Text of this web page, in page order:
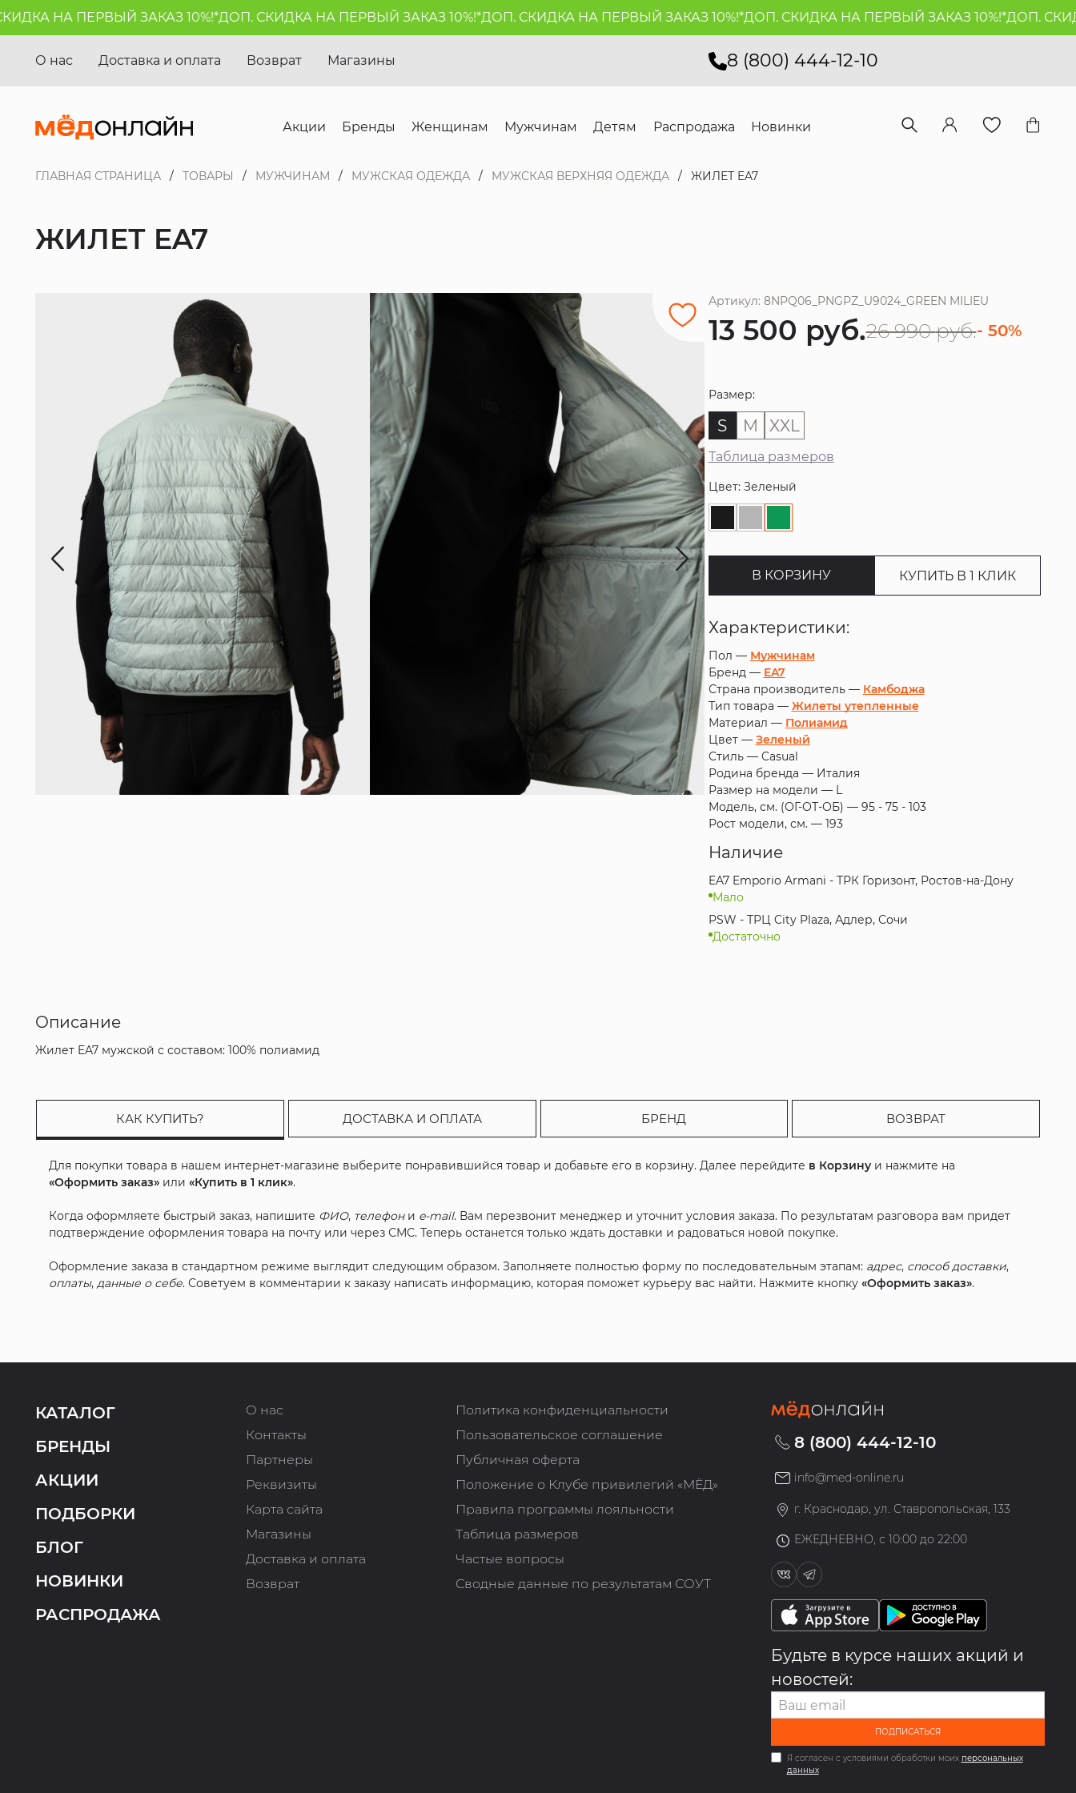
НА ПЕРВЫЙ ЗАКАЗ 10%!*ДОП. СКИДКА НА ПЕРВЫЙ ЗАКАЗ 10%!*ДОП. СКИДКА НА ПЕРВЫЙ ЗАКАЗ 10%!*ДОП. СКИДКА НА ПЕРВЫЙ ЗАКАЗ 10%!*ДОП.
8 (800) 444-12-10
О нас Доставка и оплата Возврат Магазины
Акции Бренды Женщинам Мужчинам Детям Распродажа Новинки
ГЛАВНАЯ СТРАНИЦА ТОВАРЫ МУЖЧИНАМ МУЖСКАЯ ОДЕЖДА МУЖСКАЯ ВЕРХНЯЯ ОДЕЖДА ЖИЛЕТ EA7
ЖИЛЕТ EA7
Артикул: 8NPQ06_PNGPZ_U9024_GREEN MILIEU
13 500 руб.26 990 руб.- 50%
Размер:
S M XXL
Таблица размеров
Цвет: Зеленый
В КОРЗИНУ КУПИТЬ В 1 КЛИК
Характеристики:
Пол — Мужчинам
Бренд — EA7
Страна производитель — Камбоджа
Тип товара — Жилеты утепленные
Материал — Полиамид
Цвет — Зеленый
Стиль — Casual
Родина бренда — Италия
Размер на модели — L
Модель, см. (ОГ-ОТ-ОБ) — 95 - 75 - 103
Рост модели, см. — 193
Наличие
EA7 Emporio Armani - ТРК Горизонт, Ростов-на-Дону
Мало
PSW - ТРЦ City Plaza, Адлер, Сочи
Достаточно
Описание
Жилет EA7 мужской с составом: 100% полиамид
КАК КУПИТЬ? ДОСТАВКА И ОПЛАТА БРЕНД ВОЗВРАТ
Для покупки товара в нашем интернет-магазине выберите понравившийся товар и добавьте его в корзину. Далее перейдите в Корзину и нажмите на
«Оформить заказ» или«Купить в 1 клик».
Когда оформляете быстрый заказ, напишите ФИО, телефони e-mail. Вам перезвонит менеджер и уточнит условия заказа. По результатам разговора вам придет
подтверждение оформления товара на почту или через СМС. Теперь останется только ждать доставки и радоваться новой покупке.
Оформление заказа в стандартном режиме выглядит следующим образом. Заполняете полностью форму по последовательным этапам: адрес, способ доставки,
оплаты,данные о себе. Советуем в комментарии к заказу написать информацию, которая поможет курьеру вас найти. Нажмите кнопку«Оформить заказ».
КАТАЛОГ
БРЕНДЫ
АКЦИИ
ПОДБОРКИ
БЛОГ
НОВИНКИ
РАСПРОДАЖА
О нас
Контакты
Партнеры
Реквизиты
Карта сайта
Магазины
Доставка и оплата
Возврат
Политика конфиденциальности
Пользовательское соглашение
Публичная оферта
Положение о Клубе привилегий «МЁД»
Правила программы лояльности
Таблица размеров
Частые вопросы
Сводные данные по результатам СОУТ
8 (800) 444-12-10
info@med-online.ru
г. Краснодар, ул. Ставропольская, 133
ЕЖЕДНЕВНО, с 10:00 до 22:00
Будьте в курсе наших акций и
новостей:
ПОДПИСАТЬСЯ
Я согласен с условиями обработки моих персональных
данных